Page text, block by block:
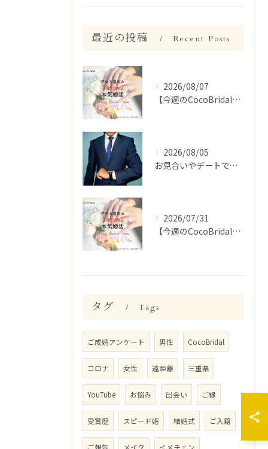
最近の投稿 Recent Posts
2026/08/07
【今週のCocoBridal】8/1〜8/7 会員様 活動報告✨
2026/08/05
お見合いやデートで、ついつい話しすぎちゃう人いませんか？【婚活 男性 話しすぎ】
2026/07/31
【今週のCocoBridal】7/27〜7/31 会員様 活動報告✨
タグ Tags
ご成婚アンケート 男性 CocoBridal
コロナ 女性 遠距離 三重県
YouTube お悩み 出会い ご縁
受賞歴 スピード婚 結婚式 ご入籍
ご報告 メイク イメチェン